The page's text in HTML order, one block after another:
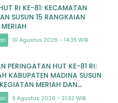
RI KE-81: KECAMATAN
SUSUN 15 RANGKAIAN
10 Agustus 2026 - 14:35 WIB
PERINGATAN HUT KE-81 RI:
KABUPATEN MADINA SUSUN
MERIAH DAN
9 Agustus 2026 - 21:32 WIB